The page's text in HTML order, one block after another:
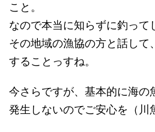
こと。
なので本当に知らずに釣って
その地域の漁協の方と話して
することっすね。
今さらですが、基本的に海の
発生しないのでご安心を（川